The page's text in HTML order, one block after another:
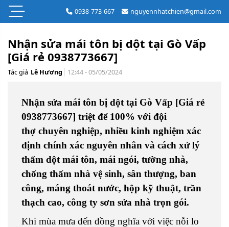
0938-773-667 nguyennhatchien@gmail.com
Nhận sửa mái tôn bị dột tại Gò Vấp
[Giá rẻ 0938773667]
Tác giả Lê Hương 12:44 - 05/05/2024
Nhận sửa mái tôn bị dột tại Gò Vấp [Giá rẻ
0938773667] triệt để 100% với đội
thợ chuyên nghiệp, nhiều kinh nghiệm xác
định chính xác nguyên nhân và cách xử lý
thấm dột mái tôn, mái ngói, tường nhà,
chống thấm nhà vệ sinh, sân thượng, ban
công, máng thoát nước, hộp kỹ thuật, trần
thạch cao, công ty sơn sửa nhà trọn gói.
Khi mùa mưa đến đồng nghĩa với việc nỗi lo